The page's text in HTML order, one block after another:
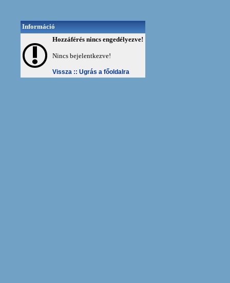
Információ
Hozzáférés nincs engedélyezve!
Nincs bejelentkezve!
Vissza :: Ugrás a főoldalra